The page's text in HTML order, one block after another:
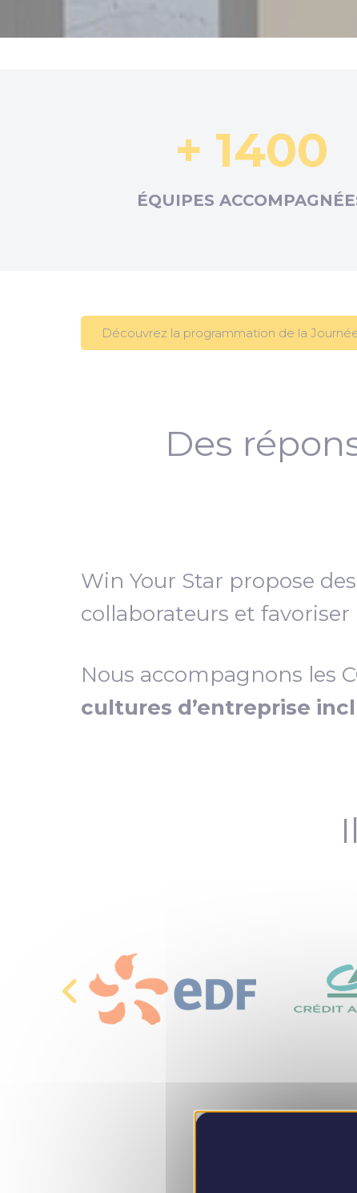
+ 1400
ÉQUIPES
Découvrez la programmation de la
Des
Win Your Star propose des
collaborateurs et favoriser
Nous accompagnons les
cultures d’entreprise